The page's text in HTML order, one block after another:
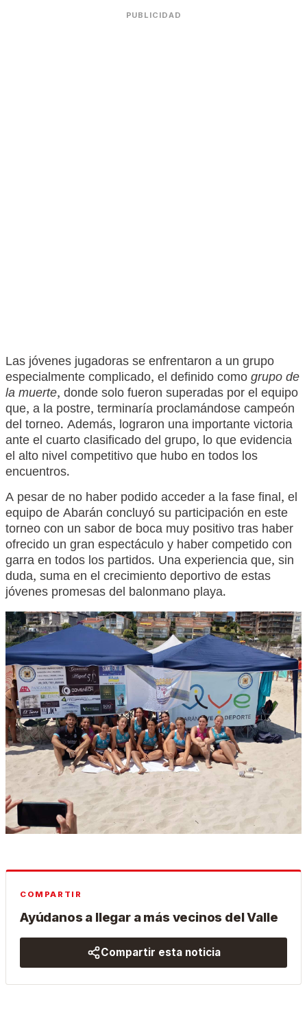
PUBLICIDAD
Las jóvenes jugadoras se enfrentaron a un grupo
especialmente complicado, el definido comogrupo de
la muerte, donde solo fueron superadas por el equipo
que, a la postre, terminaría proclamándose campeón
del torneo. Además, lograron una importante victoria
ante el cuarto clasificado del grupo, lo que evidencia
el alto nivel competitivo que hubo en todos los
encuentros.
A pesar de no haber podido acceder a la fase final, el
equipo de Abarán concluyó su participación en este
torneo con un sabor de boca muy positivo tras haber
ofrecido un gran espectáculo y haber competido con
garra en todos los partidos. Una experiencia que, sin
duda, suma en el crecimiento deportivo de estas
jóvenes promesas del balonmano playa.
COMPARTIR
Ayúdanos a llegar a más vecinos del Valle
Compartir esta noticia